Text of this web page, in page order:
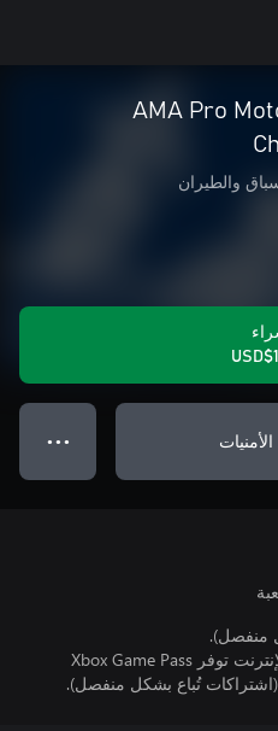
2020 AMA Pro
والطيران
● ● ●
منفصل).
تتطلب اللعبة متعددة اللاعبين عبر الإنترنت توفر Xbox Game Pass